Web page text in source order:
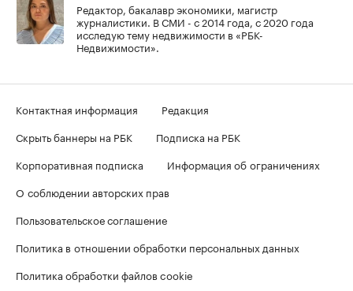
Редактор, бакалавр экономики, магистр
журналистики. В СМИ - с 2014 года, с 2020 года
исследую тему недвижимости в «РБК-
Недвижимости».
Контактная информация
Редакция
Скрыть баннеры на РБК
Подписка на РБК
Корпоративная подписка
Информация об ограничениях
О соблюдении авторских прав
Пользовательское соглашение
Политика в отношении обработки персональных данных
Политика обработки файлов cookie